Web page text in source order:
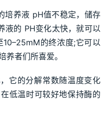
培养液 pH值不稳定，储存
液的 PH变化太快，就可以
的终浓度;它可以
养者们所喜爱。
它的分解常数随温度变化
低温时可较好地保持酶的